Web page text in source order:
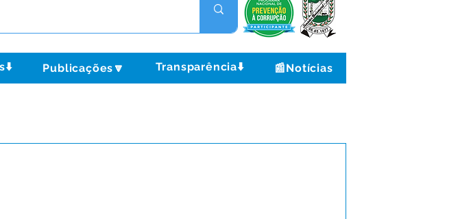
Publicações🔽 Transparência⬇️ 📰Notícias